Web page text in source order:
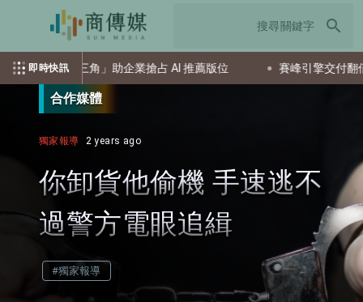
search
即時快訊
核心三角」助企業搶占 AI 推薦版位 賽峰引擎交付翻倍助
合作媒體
獨家報導 2 years ago
你卸貨他偷機 手速逃不
過警方電眼追緝
#獨家報導